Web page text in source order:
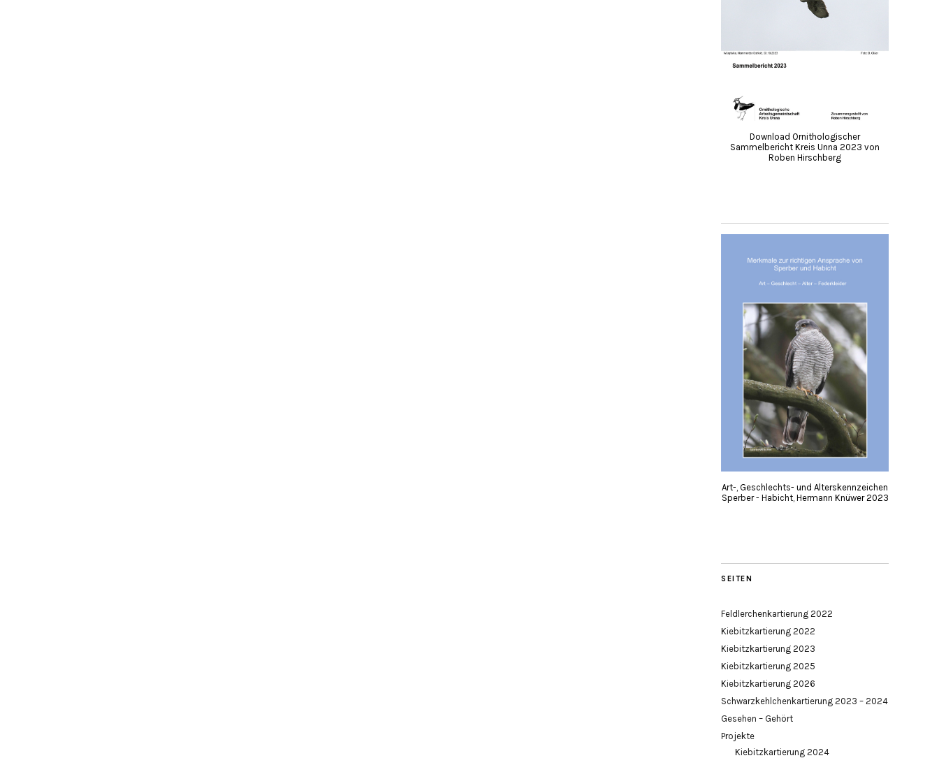
Download Ornithologischer
Sammelbericht Kreis Unna 2023 von
Roben Hirschberg
Art-, Geschlechts- und Alterskennzeichen
Sperber - Habicht, Hermann Knüwer 2023
SEITEN
Feldlerchenkartierung 2022
Kiebitzkartierung 2022
Kiebitzkartierung 2023
Kiebitzkartierung 2025
Kiebitzkartierung 2026
Schwarzkehlchenkartierung 2023 – 2024
Gesehen – Gehört
Projekte
Kiebitzkartierung 2024